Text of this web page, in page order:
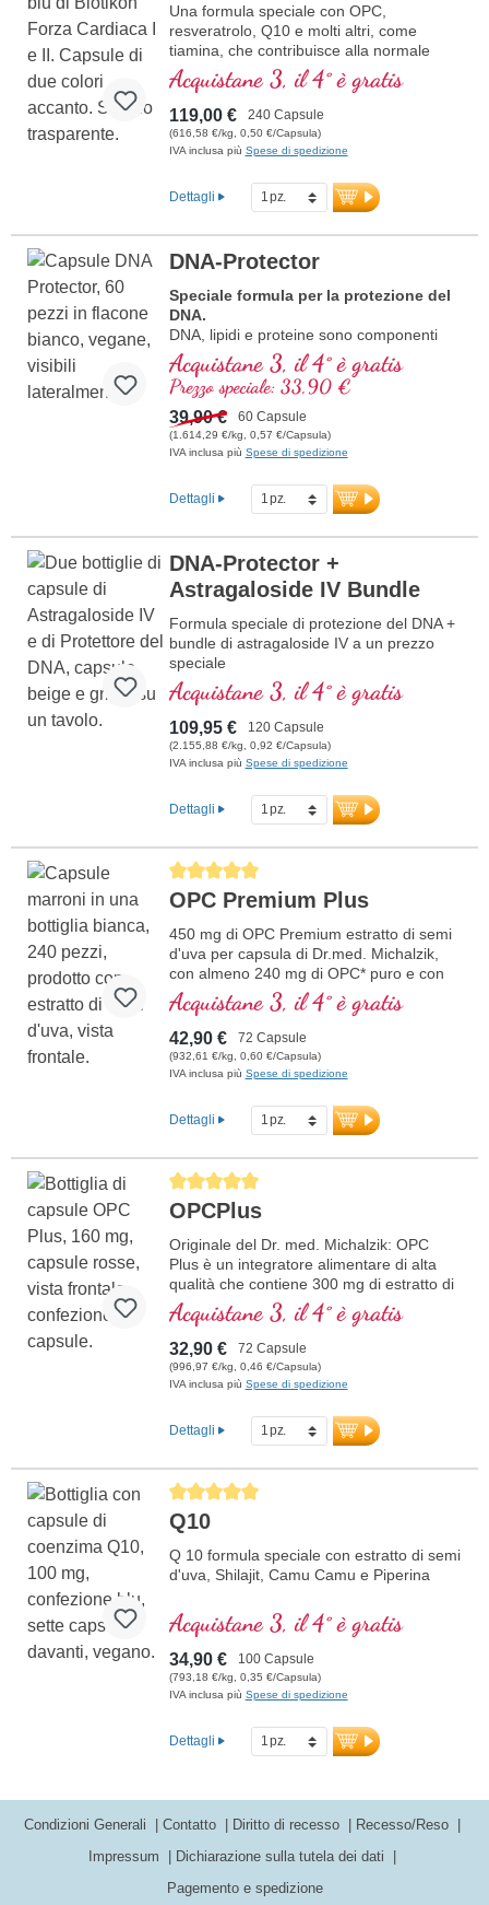
Una formula speciale con OPC,
resveratrolo, Q10 e molti altri, come
tiamina, che contribuisce alla normale
funzione cardiaca. (Formula 1 e Formula
2)
Acquistane 3, il 4° è gratis
119,00 € 240 Capsule
(616,58 €/kg, 0,50 €/Capsula)
IVA inclusa più Spese di spedizione
Dettagli
DNA-Protector
Speciale formula per la protezione del
DNA.
DNA, lipidi e proteine sono componenti
importanti delle cellule. Proteggi le tue
cellule dallo stress ossidativo, con
preziose sostanze naturali.
Acquistane 3, il 4° è gratis
Prezzo speciale: 33,90 €
39,90 € 60 Capsule
(1.614,29 €/kg, 0,57 €/Capsula)
IVA inclusa più Spese di spedizione
Dettagli
DNA-Protector +
Astragaloside IV Bundle
Formula speciale di protezione del DNA +
bundle di astragaloside IV a un prezzo
speciale
Acquistane 3, il 4° è gratis
109,95 € 120 Capsule
(2.155,88 €/kg, 0,92 €/Capsula)
IVA inclusa più Spese di spedizione
Dettagli
Average rating of 5 out of 5 stars
OPC Premium Plus
450 mg di OPC Premium estratto di semi
d'uva per capsula di Dr.med. Michalzik,
con almeno 240 mg di OPC* puro e con
estratto di CamuCamu
Acquistane 3, il 4° è gratis
42,90 € 72 Capsule
(932,61 €/kg, 0,60 €/Capsula)
IVA inclusa più Spese di spedizione
Dettagli
Average rating of 5 out of 5 stars
OPCPlus
Originale del Dr. med. Michalzik: OPC
Plus è un integratore alimentare di alta
qualità che contiene 300 mg di estratto di
semi d’uva (Vitis vinifera) e 50 mg di
estratto di camu camu per dose
giornaliera (1 capsula). L’estratto di semi
d’uva è standardizzato al 95% di polifenoli
con almeno 160 mg di vero OPC per
concentrazione di antiossidanti.
ulteriori informazioni su OPC Plus
Acquistane 3, il 4° è gratis
32,90 € 72 Capsule
(996,97 €/kg, 0,46 €/Capsula)
IVA inclusa più Spese di spedizione
Dettagli
Average rating of 5 out of 5 stars
Q10
Q 10 formula speciale con estratto di semi
d'uva, Shilajit, Camu Camu e Piperina
Acquistane 3, il 4° è gratis
34,90 € 100 Capsule
(793,18 €/kg, 0,35 €/Capsula)
IVA inclusa più Spese di spedizione
Dettagli
Condizioni Generali Contatto Diritto di recesso
Recesso/Reso
Impressum
Dichiarazione sulla tutela dei dati
Pagemento e spedizione